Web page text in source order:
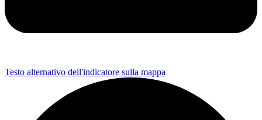
Testo alternativo dell'indicatore sulla mappa